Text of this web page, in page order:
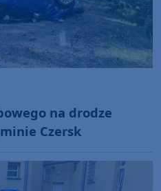
na drodze
Czersk